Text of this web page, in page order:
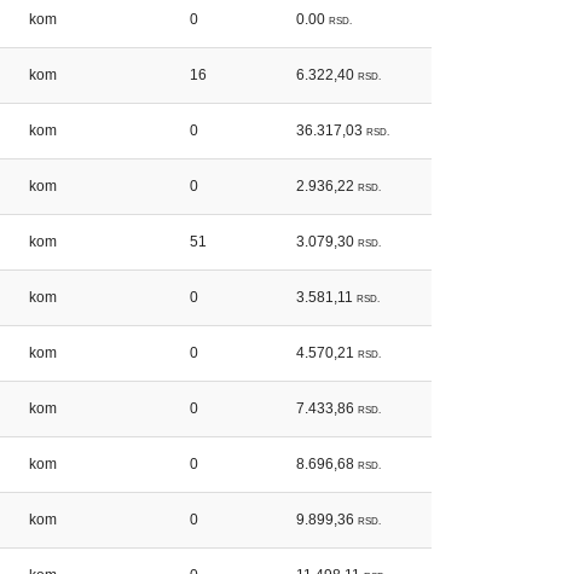
kom 0 0.00 RSD.
kom 16 6.322,40 RSD.
kom 0 36.317,03 RSD.
kom 0 2.936,22 RSD.
kom 51 3.079,30 RSD.
kom 0 3.581,11 RSD.
kom 0 4.570,21 RSD.
kom 0 7.433,86 RSD.
kom 0 8.696,68 RSD.
kom 0 9.899,36 RSD.